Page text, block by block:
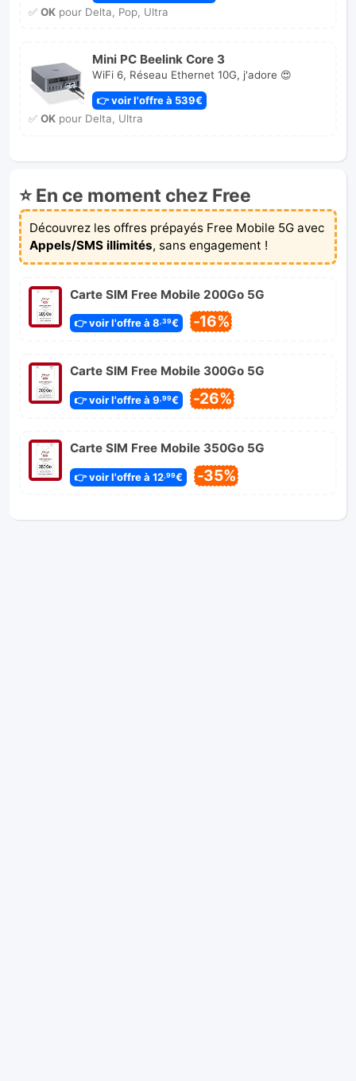
✅ OKpour Delta, Pop, Ultra
Mini PC Beelink Core 3
WiFi 6, Réseau Ethernet 10G, j'adore 😍
👉 voir l'offre à 539€
✅ OKpour Delta, Ultra
⭐ En ce moment chez Free
Découvrez les offres prépayés Free Mobile 5G avec
Appels/SMS illimités, sans engagement !
Carte SIM Free Mobile 200Go 5G
👉 voir l'offre à 8 ,39€ -16%
Carte SIM Free Mobile 300Go 5G
👉 voir l'offre à 9 ,99€ -26%
Carte SIM Free Mobile 350Go 5G
👉 voir l'offre à 12,99€ -35%